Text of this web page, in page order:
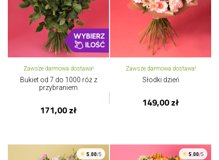
Zawsze darmowa dostawa!
Bukiet od 7 do 1000 róż z
przybraniem
171,00 zł
Zawsze darmowa dostawa!
Słodki dzień
149,00 zł
5.00/5 5.00/5